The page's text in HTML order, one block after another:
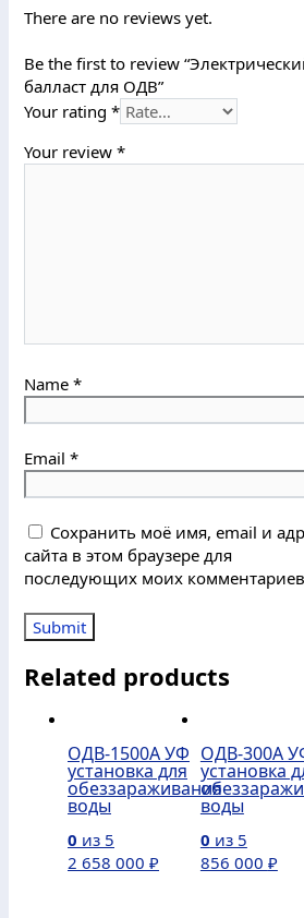
There are no reviews yet.
Be the first to review
балласт для ОДВ”
Your rating *
Your review *
Name *
Email *
Сохранить моё имя, email и
сайта в этом браузере для
последующих моих
Related products
ОДВ-1500А УФ
установка для
обеззараживания
воды
0 из 5
2 658 000 ₽
ОДВ-300А
установка
воды
0 из 5
856 000 ₽